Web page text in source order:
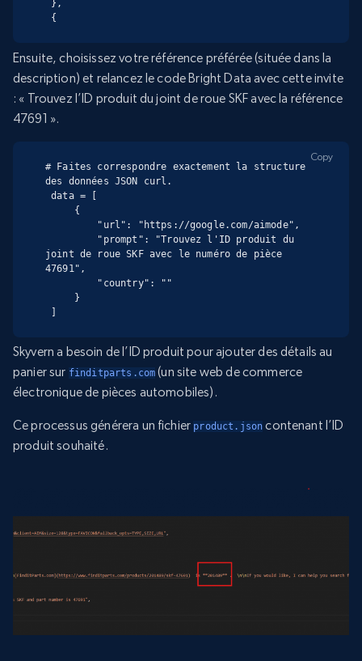
{
Ensuite, choisissez votre référence préférée (située dans la
description) et relancez le code Bright Data avec cette invite
: « Trouvez l’ID produit du joint de roue SKF avec la référence
47691 ».
# Faites correspondre exactement la structure
des données JSON curl.
data = [
joint de roue SKF avec le numéro de pièce
47691",
]
Copy
Skyvern a besoin de l’ID produit pour ajouter des détails au
panier sur finditparts.com (un site web de commerce
électronique de pièces automobiles).
Ce processus générera un fichier product.json contenant l’ID
produit souhaité.